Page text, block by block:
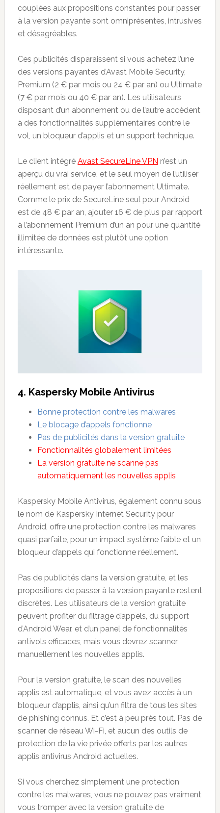
couplées aux propositions constantes pour passer
à la version payante sont omniprésentes, intrusives
et désagréables.
Ces publicités disparaissent si vous achetez l’une
des versions payantes d’Avast Mobile Security,
Premium (2 € par mois ou 24 € par an) ou Ultimate
(7 € par mois ou 40 € par an). Les utilisateurs
disposant d’un abonnement ou de l’autre accèdent
à des fonctionnalités supplémentaires contre le
vol, un bloqueur d’applis et un support technique.
Le client intégré Avast SecureLine VPN n’est un
aperçu du vrai service, et le seul moyen de l’utiliser
réellement est de payer l’abonnement Ultimate.
Comme le prix de SecureLine seul pour Android
est de 48 € par an, ajouter 16 € de plus par rapport
à l’abonnement Premium d’un an pour une quantité
illimitée de données est plutôt une option
intéressante.
4. Kaspersky Mobile Antivirus
Bonne protection contre les malwares
Le blocage d’appels fonctionne
Pas de publicités dans la version gratuite
Fonctionnalités globalement limitées
La version gratuite ne scanne pas
automatiquement les nouvelles applis
Kaspersky Mobile Antivirus, également connu sous
le nom de Kaspersky Internet Security pour
Android, offre une protection contre les malwares
quasi parfaite, pour un impact système faible et un
bloqueur d’appels qui fonctionne réellement.
Pas de publicités dans la version gratuite, et les
propositions de passer à la version payante restent
discrètes. Les utilisateurs de la version gratuite
peuvent profiter du filtrage d’appels, du support
d’Android Wear, et d’un panel de fonctionnalités
antivols efficaces, mais vous devrez scanner
manuellement les nouvelles applis.
Pour la version gratuite, le scan des nouvelles
applis est automatique, et vous avez accès à un
bloqueur d’applis, ainsi qu’un filtra de tous les sites
de phishing connus. Et c’est à peu près tout. Pas de
scanner de réseau Wi-Fi, et aucun des outils de
protection de la vie privée offerts par les autres
applis antivirus Android actuelles.
Si vous cherchez simplement une protection
contre les malwares, vous ne pouvez pas vraiment
vous tromper avec la version gratuite de